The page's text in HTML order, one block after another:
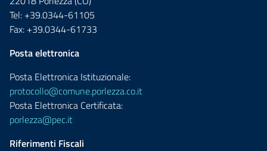
Tel: +39.0344-61105
Fax: +39.0344-61733
Posta elettronica
Posta Elettronica Istituzionale:
protocollo@comune.porlezza.co.it
Posta Elettronica Certificata:
porlezza@pec.it
Riferimenti Fiscali